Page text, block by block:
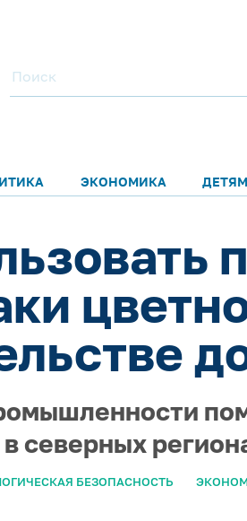
ЭКОНОМИКА
северных
БЕЗОПАСНОСТЬ